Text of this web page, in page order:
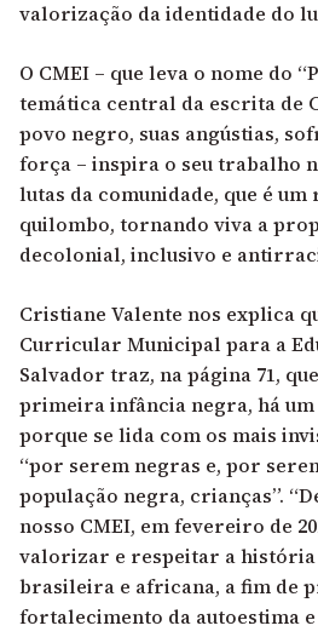
valorização da identidade do
O CMEI – que leva o nome do
temática central da escrita de
povo negro, suas angústias,
força – inspira o seu trabalho
lutas da comunidade, que é um
quilombo, tornando viva a
decolonial, inclusivo e
Cristiane Valente nos explica
Curricular Municipal para a
Salvador traz, na página 71,
primeira infância negra, há um
porque se lida com os mais
“por serem negras e, por
população negra, crianças”.
nosso CMEI, em fevereiro de
valorizar e respeitar a
brasileira e africana, a fim de
fortalecimento da autoestima